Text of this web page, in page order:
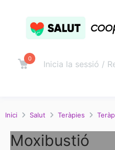
contingut
Carro
0
Inicia la sessió /
Inici Salut Teràpies
Moxibustió